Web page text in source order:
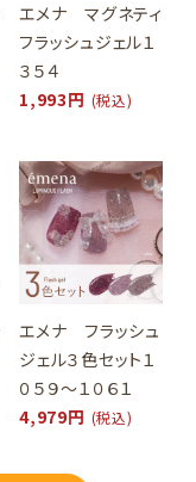
エメナ マグネティ
フラッシュジェル１
３５４
1,993円 (税込)
エメナ フラッシュ
ジェル３色セット１
０５９～１０６１
4,979円 (税込)